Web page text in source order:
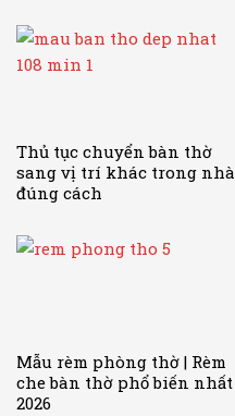
Thủ tục chuyển bàn thờ
sang vị trí khác trong nhà
đúng cách
Mẫu rèm phòng thờ | Rèm
che bàn thờ phổ biến nhất
2026